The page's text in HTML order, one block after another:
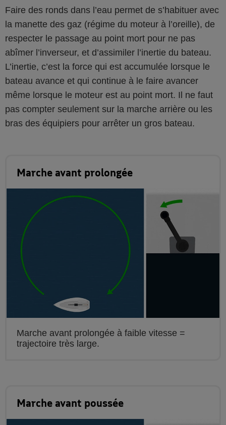
Faire des ronds dans l’eau permet de s’habituer avec
la manette des gaz (régime du moteur à l’oreille), de
respecter le passage au point mort pour ne pas
abîmer l’inverseur, et d’assimiler l’inertie du bateau.
L’inertie, c’est la force qui est accumulée lorsque le
bateau avance et qui continue à le faire avancer
même lorsque le moteur est au point mort. Il ne faut
pas compter seulement sur la marche arrière ou les
bras des équipiers pour arrêter un gros bateau.
Marche avant prolongée
Marche avant prolongée à faible vitesse =
trajectoire très large.
Marche avant poussée